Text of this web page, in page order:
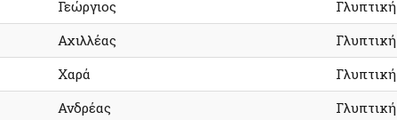
Γεώργιος Γλυπτική
Αχιλλέας Γλυπτική
Χαρά Γλυπτική
Ανδρέας Γλυπτική